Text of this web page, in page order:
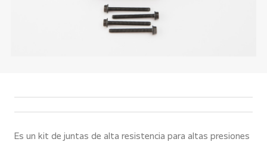
Es un kit de juntas de alta resistencia para altas presiones